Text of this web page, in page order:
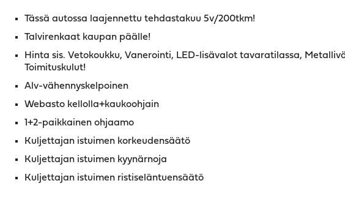
Tässä autossa laajennettu tehdastakuu 5v/200tkm!
Talvirenkaat kaupan päälle!
Hinta sis. Vetokoukku, Vanerointi, LED-lisävalot tavaratilassa,
Toimituskulut!
Alv-vähennyskelpoinen
Webasto kellolla+kaukoohjain
1+2-paikkainen ohjaamo
Kuljettajan istuimen korkeudensäätö
Kuljettajan istuimen kyynärnoja
Kuljettajan istuimen ristiseläntuensäätö